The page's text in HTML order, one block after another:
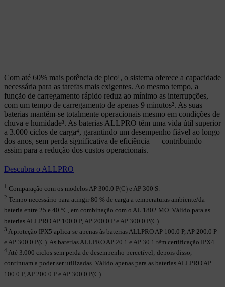
Com até 60% mais potência de pico¹, o sistema oferece a capacidade
necessária para as tarefas mais exigentes. Ao mesmo tempo, a
função de carregamento rápido reduz ao mínimo as interrupções,
com um tempo de carregamento de apenas 9 minutos². As suas
baterias mantêm-se totalmente operacionais mesmo em condições de
chuva e humidade³. As baterias ALLPRO têm uma vida útil superior
a 3.000 ciclos de carga⁴, garantindo um desempenho fiável ao longo
dos anos, sem perda significativa de eficiência — contribuindo
assim para a redução dos custos operacionais.
Descubra o ALLPRO
1 Comparação com os modelos AP 300.0 P(C) e AP 300 S.
2 Tempo necessário para atingir 80 % de carga a temperaturas ambiente/da
bateria entre 25 e 40 °C, em combinação com o AL 1802 MO. Válido para as
baterias ALLPRO AP 100.0 P, AP 200.0 P e AP 300.0 P(C).
3 A proteção IPX5 aplica-se apenas às baterias ALLPRO AP 100.0 P, AP 200.0 P
e AP 300.0 P(C). As baterias ALLPRO AP 20.1 e AP 30.1 têm certificação IPX4.
4 Até 3.000 ciclos sem perda de desempenho percetível; depois disso,
continuam a poder ser utilizadas. Válido apenas para as baterias ALLPRO AP
100.0 P, AP 200.0 P e AP 300.0 P(C).